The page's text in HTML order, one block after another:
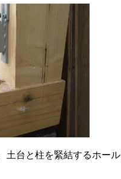
台と柱を緊結するホー